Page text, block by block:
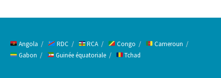
Angola RDC RCA Congo
Cameroun
Gabon
Guinée équatoriale Tchad